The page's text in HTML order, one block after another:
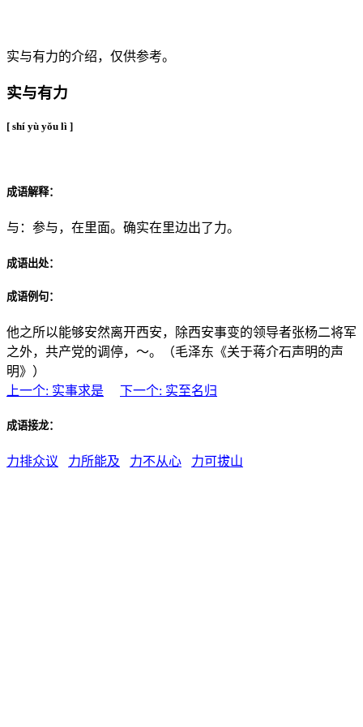
实与有力的介绍，仅供参考。
实与有力
[ shí yù yǒu lì ]
成语解释：
与：参与，在里面。确实在里边出了力。
成语出处：
成语例句：
他之所以能够安然离开西安，除西安事变的领导者张杨二将军
之外，共产党的调停，～。（毛泽东《关于蒋介石声明的声
明》）
上一个: 实事求是
下一个: 实至名归
成语接龙：
力排众议 力所能及 力不从心 力可拔山